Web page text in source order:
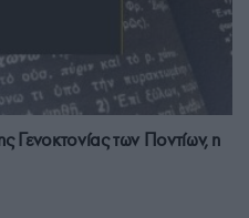
Γενοκτονίας των Ποντίων, η